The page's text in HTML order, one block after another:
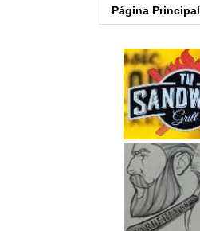
Página Principal